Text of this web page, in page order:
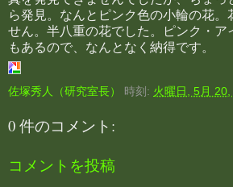
ら発見。なんとピンク色の小輪の花。
せん。半八重の花でした。ピンク・ア
もあるので、なんとなく納得です。
佐塚秀人（研究室長） 時刻: 火曜日, 5月
0 件のコメント:
コメントを投稿